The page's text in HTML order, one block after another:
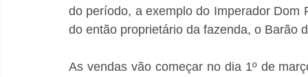
do período, a exemplo do Imperador Dom
do então proprietário da fazenda, o Barão
As vendas vão começar no dia 1º de